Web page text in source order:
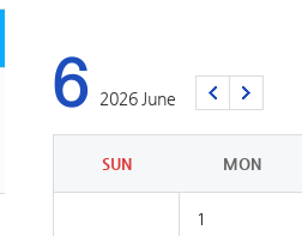
6 2026 June
SUN MON
1